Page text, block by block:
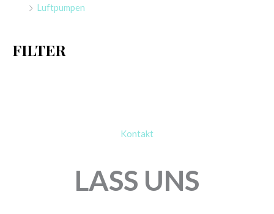
Luftpumpen
FILTER
Kontakt
LASS UNS